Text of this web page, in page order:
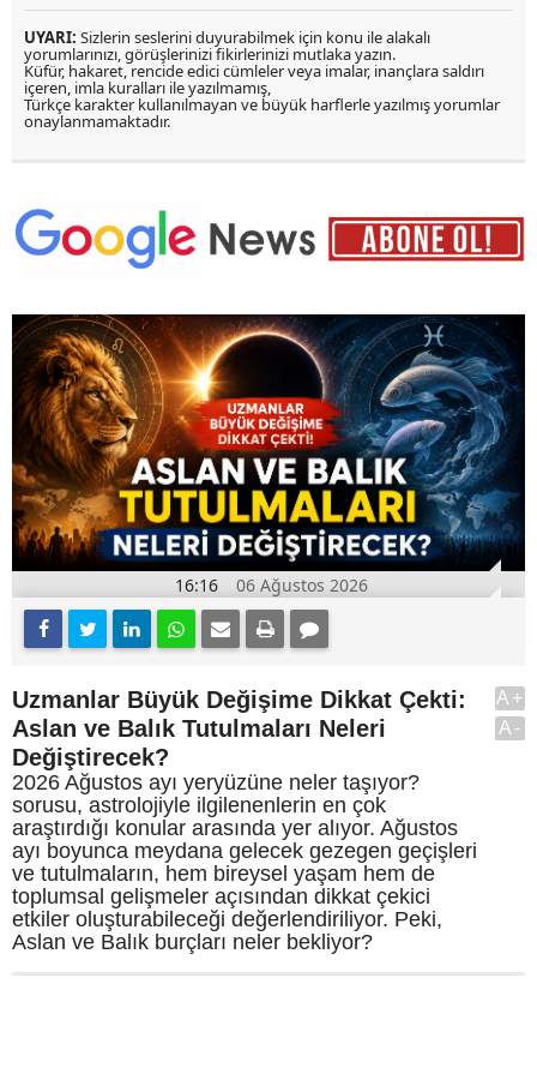
UYARI: Sizlerin seslerini duyurabilmek için konu ile alakalı
yorumlarınızı, görüşlerinizi fikirlerinizi mutlaka yazın.
Küfür, hakaret, rencide edici cümleler veya imalar, inançlara saldırı
içeren, imla kuralları ile yazılmamış,
Türkçe karakter kullanılmayan ve büyük harflerle yazılmış yorumlar
onaylanmamaktadır.
16:16 06 Ağustos 2026
Uzmanlar Büyük Değişime Dikkat Çekti:
Aslan ve Balık Tutulmaları Neleri
Değiştirecek?
2026 Ağustos ayı yeryüzüne neler taşıyor?
sorusu, astrolojiyle ilgilenenlerin en çok
araştırdığı konular arasında yer alıyor. Ağustos
ayı boyunca meydana gelecek gezegen geçişleri
ve tutulmaların, hem bireysel yaşam hem de
toplumsal gelişmeler açısından dikkat çekici
etkiler oluşturabileceği değerlendiriliyor. Peki,
Aslan ve Balık burçları neler bekliyor?
A+
A-